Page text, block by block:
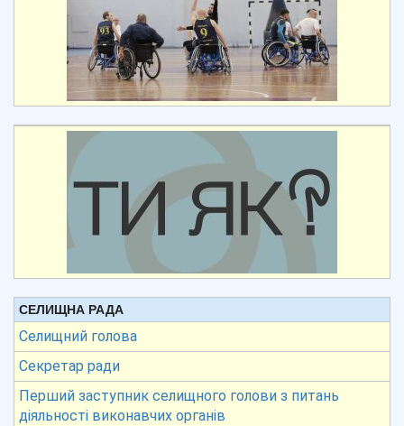
СЕЛИЩНА РАДА
Селищний голова
Секретар ради
Перший заступник селищного голови з питань
діяльності виконавчих органів